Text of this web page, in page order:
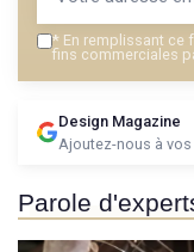
* En remplissant ce
fins commerciales
Design Magazine
Ajoutez-nous à
Parole